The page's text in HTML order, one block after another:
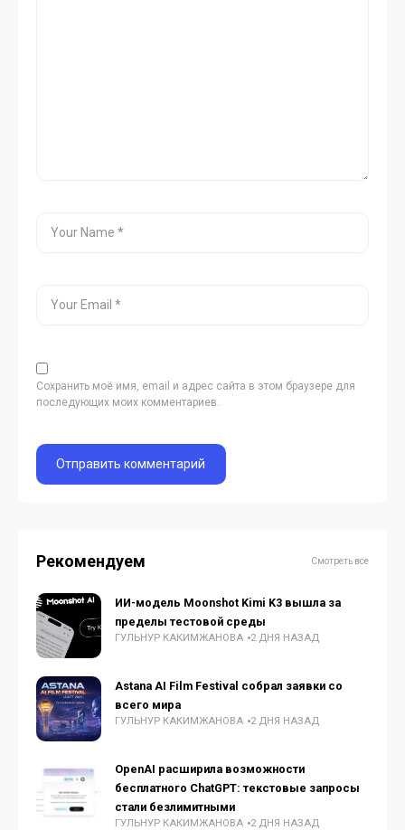
Сохранить моё имя, email и адрес сайта в этом браузере для
последующих моих комментариев.
Рекомендуем Смотреть все
ИИ-модель Moonshot Kimi K3 вышла за
пределы тестовой среды
ГУЛЬНУР КАКИМЖАНОВА 2 ДНЯ НАЗАД
Astana AI Film Festival собрал заявки со
всего мира
ГУЛЬНУР КАКИМЖАНОВА 2 ДНЯ НАЗАД
OpenAI расширила возможности
бесплатного ChatGPT: текстовые запросы
стали безлимитными
ГУЛЬНУР КАКИМЖАНОВА 2 ДНЯ НАЗАД